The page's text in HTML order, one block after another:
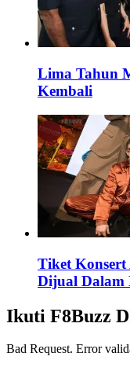
Lima Tahun
Kembali
Tiket Konsert
Dijual Dalam
Ikuti F8Buzz
Bad Request. Error